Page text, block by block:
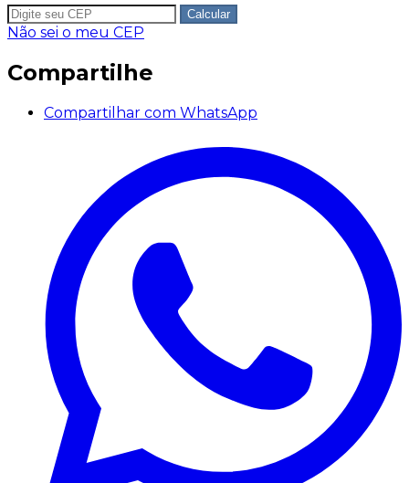
Calcular
Não sei o meu CEP
Compartilhe
Compartilhar com WhatsApp